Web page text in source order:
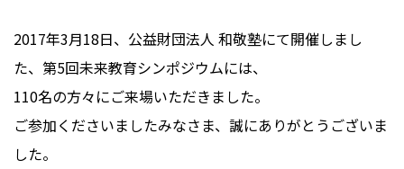
2017年3月18日、公益財団法人 和敬塾にて開催しまし
た、第5回未来教育シンポジウムには、
110名の方々にご来場いただきました。
ご参加くださいましたみなさま、誠にありがとうございま
した。